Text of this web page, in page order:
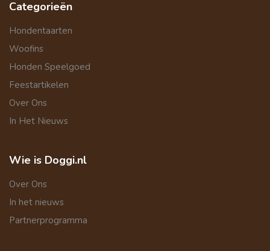
Categorieën
Hondentaarten
Woofins
Honden Speelgoed
Feestartikelen
Over Ons
In Het Nieuws
Wie is Doggi.nl
Over Ons
In het nieuws
Partnerprogramma